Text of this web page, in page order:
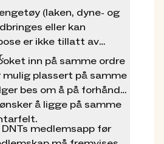
og Trollheimshytta,
for andre turer
i Trollheimen. I tillegg kan
spennende turmål til
Geithøtta og Trollhøtta.
for isfiske på
skiterreng. Ruta
blir også merket med
(laken, dyne- og
eller kan
er ikke tillatt av
inn på samme ordre
plassert på samme
bes om å på forhånd
å ligge på samme
medlemsapp før